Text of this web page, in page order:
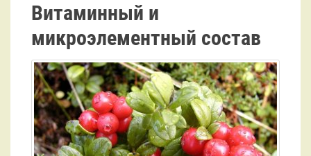
Витаминный и
микроэлементный состав